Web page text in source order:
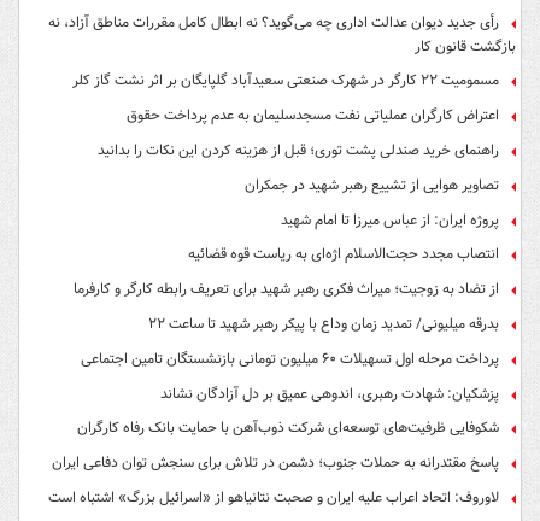
رأی جدید دیوان عدالت اداری چه می‌گوید؟ نه ابطال کامل مقررات مناطق آزاد، نه
بازگشت قانون کار
مسمومیت ۲۲ کارگر در شهرک صنعتی سعیدآباد گلپایگان بر اثر نشت گاز کلر
اعتراض کارگران عملیاتی نفت مسجدسلیمان به عدم پرداخت حقوق
راهنمای خرید صندلی پشت توری؛ قبل از هزینه کردن این نکات را بدانید
تصاویر هوایی از تشییع رهبر شهید در جمکران
پروژه ایران: از عباس میرزا تا امام شهید
انتصاب مجدد حجت‌الاسلام اژه‌ای به ریاست قوه‌ قضائیه
از تضاد به زوجیت؛ میراث فکری رهبر شهید برای تعریف رابطه کارگر و کارفرما
بدرقه میلیونی/ تمدید زمان وداع با پیکر رهبر شهید تا ساعت ۲۲
پرداخت مرحله اول تسهیلات ۶۰ میلیون تومانی بازنشستگان تامین اجتماعی
پزشکیان: شهادت رهبری، اندوهی عمیق بر دل آزادگان نشاند
شکوفایی ظرفیت‌های توسعه‌ای شرکت ذوب‌آهن با حمایت‌ بانک رفاه کارگران
پاسخ مقتدرانه به حملات جنوب؛ دشمن در تلاش برای سنجش توان دفاعی ایران
لاوروف: اتحاد اعراب علیه ایران و صحبت نتانیاهو از «اسرائیل بزرگ» اشتباه است